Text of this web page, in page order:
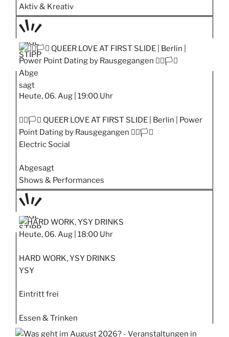
Aktiv & Kreativ
TAGE
STIPP
Abge
sagt
Heute, 06. Aug | 19:00 Uhr
🏳️‍🌈🏳️‍⚧️ QUEER LOVE AT FIRST SLIDE | Berlin | Power
Point Dating by Rausgegangen 🏳️‍🌈🏳️‍⚧️
Electric Social
Abgesagt
Shows & Performances
TAGE
STIPP
Heute, 06. Aug | 18:00 Uhr
HARD WORK, YSY DRINKS
YSY
Eintritt frei
Essen & Trinken